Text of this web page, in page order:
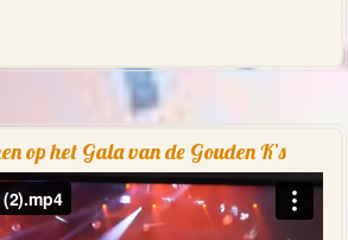
op het Gala van de Gouden K’s